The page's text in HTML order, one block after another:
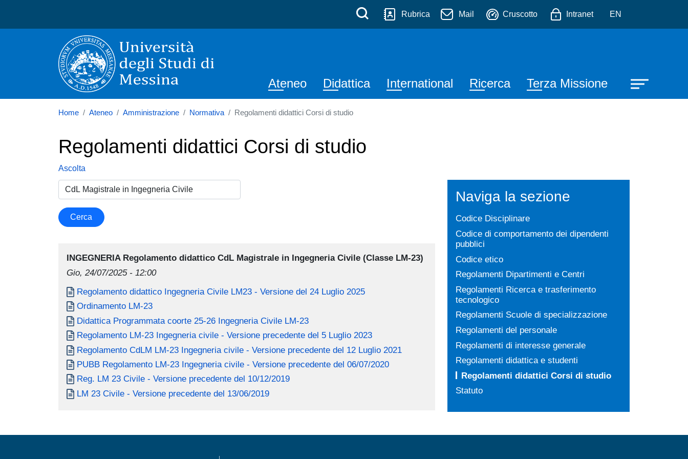
Salta al contenuto principale
Menù di servizio
Cerca Rubrica Mail Cruscotto Intranet EN
Navigazione principale
Ateneo Didattica International Ricerca Terza Missione
Home Ateneo Amministrazione Normativa Regolamenti didattici Corsi di studio
Regolamenti didattici Corsi di studio
Ascolta
Cerca
INGEGNERIA Regolamento didattico CdL Magistrale in Ingegneria Civile (Classe LM-23)
Gio, 24/07/2025 - 12:00
Document
Regolamento didattico Ingegneria Civile LM23 - Versione del 24 Luglio 2025
Document
Ordinamento LM-23
Document
Didattica Programmata coorte 25-26 Ingegneria Civile LM-23
Document
Regolamento LM-23 Ingegneria civile - Versione precedente del 5 Luglio 2023
Document
Regolamento CdLM LM-23 Ingegneria civile - Versione precedente del 12 Luglio 2021
Document
PUBB Regolamento LM-23 Ingegneria civile - Versione precedente del 06/07/2020
Document
Reg. LM 23 Civile - Versione precedente del 10/12/2019
Document
LM 23 Civile - Versione precedente del 13/06/2019
Naviga la sezione
Codice Disciplinare
Codice di comportamento dei dipendenti
pubblici
Codice etico
Regolamenti Dipartimenti e Centri
Regolamenti Ricerca e trasferimento
tecnologico
Regolamenti Scuole di specializzazione
Regolamenti del personale
Regolamenti di interesse generale
Regolamenti didattica e studenti
Regolamenti didattici Corsi di studio
Statuto